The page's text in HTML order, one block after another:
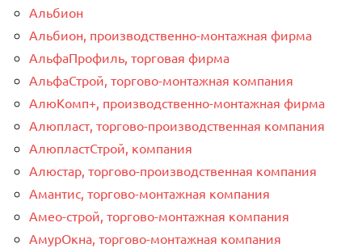
Альбион
Альбион, производственно-монтажная фирма
АльфаПрофиль, торговая фирма
АльфаСтрой, торгово-монтажная компания
АлюКомп+, производственно-монтажная фирма
Алюпласт, торгово-производственная компания
АлюпластСтрой, компания
Алюстар, торгово-производственная компания
Амантис, торгово-монтажная компания
Амео-строй, торгово-монтажная компания
АмурОкна, торгово-монтажная компания